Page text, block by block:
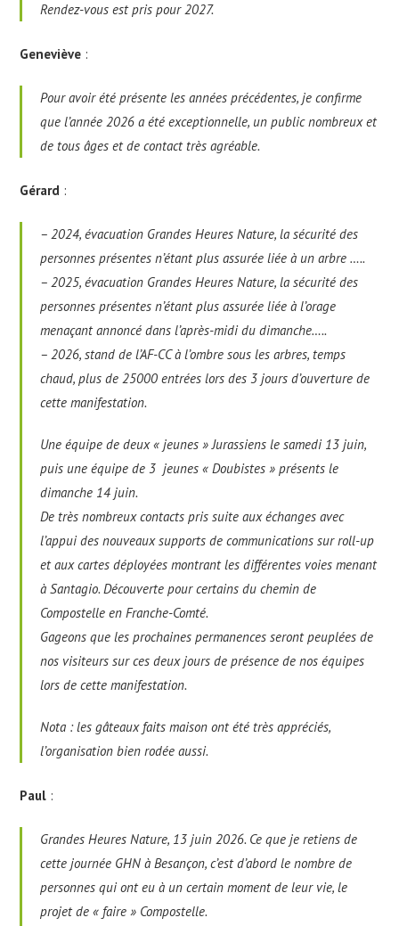
Rendez-vous est pris pour 2027.
Geneviève :
Pour avoir été présente les années précédentes, je confirme
que l’année 2026 a été exceptionnelle, un public nombreux et
de tous âges et de contact très agréable.
Gérard :
– 2024, évacuation Grandes Heures Nature, la sécurité des
personnes présentes n’étant plus assurée liée à un arbre …..
– 2025, évacuation Grandes Heures Nature, la sécurité des
personnes présentes n’étant plus assurée liée à l’orage
menaçant annoncé dans l’après-midi du dimanche…..
– 2026, stand de l’AF-CC à l’ombre sous les arbres, temps
chaud, plus de 25000 entrées lors des 3 jours d’ouverture de
cette manifestation.
Une équipe de deux « jeunes » Jurassiens le samedi 13 juin,
puis une équipe de 3 jeunes « Doubistes » présents le
dimanche 14 juin.
De très nombreux contacts pris suite aux échanges avec
l’appui des nouveaux supports de communications sur roll-up
et aux cartes déployées montrant les différentes voies menant
à Santagio. Découverte pour certains du chemin de
Compostelle en Franche-Comté.
Gageons que les prochaines permanences seront peuplées de
nos visiteurs sur ces deux jours de présence de nos équipes
lors de cette manifestation.
Nota : les gâteaux faits maison ont été très appréciés,
l’organisation bien rodée aussi.
Paul :
Grandes Heures Nature, 13 juin 2026. Ce que je retiens de
cette journée GHN à Besançon, c’est d’abord le nombre de
personnes qui ont eu à un certain moment de leur vie, le
projet de « faire » Compostelle.